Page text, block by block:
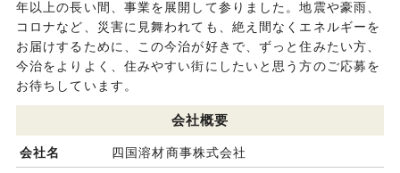
年以上の長い間、事業を展開して参りました。地震や豪雨、
コロナなど、災害に見舞われても、絶え間なくエネルギーを
お届けするために、この今治が好きで、ずっと住みたい方、
今治をよりよく、住みやすい街にしたいと思う方のご応募を
お待ちしています。
会社概要
会社名 四国溶材商事株式会社